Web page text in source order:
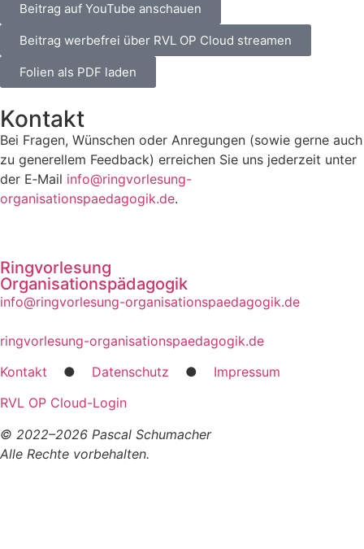
Bei­trag auf You­Tube anschau­en
Bei­trag wer­be­frei über RVL OP Cloud strea­men
Foli­en als PDF laden
Kontakt
Bei Fra­gen, Wün­schen oder Anre­gun­gen (sowie ger­ne auch
zu gene­rel­lem Feed­back) errei­chen Sie uns jeder­zeit unter
der E‑Mail info@ringvorlesung-
organisationspaedagogik.de.
Ringvorlesung
Organisationspädagogik
info@ringvorlesung-organisationspaedagogik.de
ringvorlesung-organisationspaedagogik.de
Kon­takt ● Daten­schutz ● Impres­sum
RVL OP Cloud-Log­in
© 2022–2026 Pas­cal Schu­ma­cher
Alle Rech­te vor­be­hal­ten.